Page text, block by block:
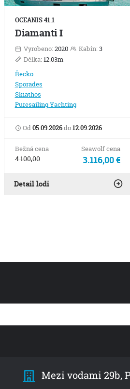
OCEANIS 41.1
Diamanti I
Vyrobeno: 2020 Kabin: 3
Délka: 12.03m
Řecko
Sporades
Skiathos
Puresailing Yachting
Od 05.09.2026do12.09.2026
Bežná cena
4.100,00
Seawolf cena
3.116,00 €
Detail lodi
Mezi vodami 29b,